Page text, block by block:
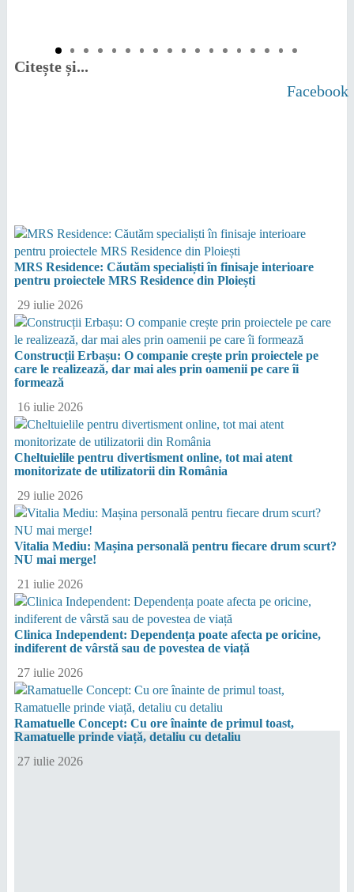
Facebook
Citește și...
MRS Residence: Căutăm specialiști în finisaje interioare
pentru proiectele MRS Residence din Ploiești
29 iulie 2026
Construcții Erbașu: O companie crește prin proiectele pe
care le realizează, dar mai ales prin oamenii pe care îi
formează
16 iulie 2026
Cheltuielile pentru divertisment online, tot mai atent
monitorizate de utilizatorii din România
29 iulie 2026
Vitalia Mediu: Mașina personală pentru fiecare drum scurt?
NU mai merge!
21 iulie 2026
Clinica Independent: Dependența poate afecta pe oricine,
indiferent de vârstă sau de povestea de viață
27 iulie 2026
Ramatuelle Concept: Cu ore înainte de primul toast,
Ramatuelle prinde viață, detaliu cu detaliu
27 iulie 2026